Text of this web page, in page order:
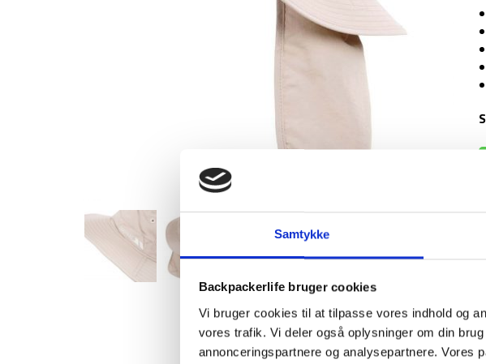
Samtykke
Backpackerlife bruger cookies
Vi bruger cookies til at tilpasse vores indhold og
vores trafik. Vi deler også oplysninger om din
annonceringspartnere og analysepartnere. Vores